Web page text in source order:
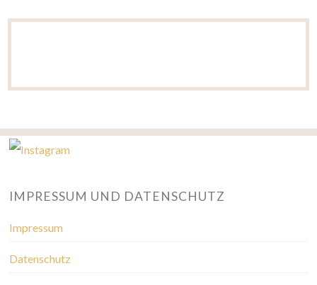
IMPRESSUM UND DATENSCHUTZ
Impressum
Datenschutz